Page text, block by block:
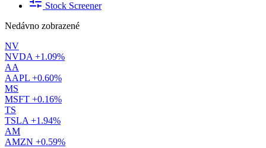
Stock Screener
Nedávno zobrazené
NV
NVDA +1.09%
AA
AAPL +0.60%
MS
MSFT +0.16%
TS
TSLA +1.94%
AM
AMZN +0.59%